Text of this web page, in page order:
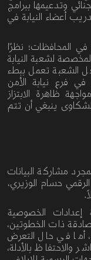
وتدعيمها ببرامج
أعضاء النيابة في
في المحافظات؛ نظرًا
لشعبة النيابة
الشعبة تعمل ببطء
في
فرع نيابة
الأمن
مواجهة ظاهرة
الابتزاز
ينبغي أن تتم
مشاركة البيانات
الرقمي حسام
الوزيري،
.
إعدادات الخصوصية
ذات الخطوتين،
في حال التعرض
والاحتفاظ بالأدلة،